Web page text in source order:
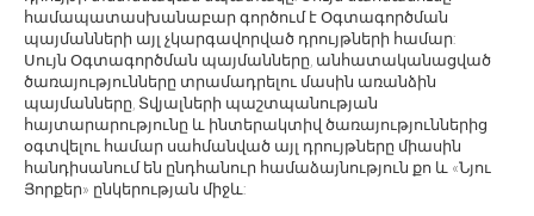
համապատասխանաբար գործում է Օգտագործման
պայմանների այլ չկարգավորված դրույթների համար:
Սույն Օգտագործման պայմանները, անհատականացված
ծառայությունները տրամադրելու մասին առանձին
պայմանները, Տվյալների պաշտպանության
հայտարարությունը և ինտերակտիվ ծառայություններից
օգտվելու համար սահմանված այլ դրույթները միասին
հանդիսանում են ընդհանուր համաձայնություն քո և «Նյու
Յորքեր» ընկերության միջև: